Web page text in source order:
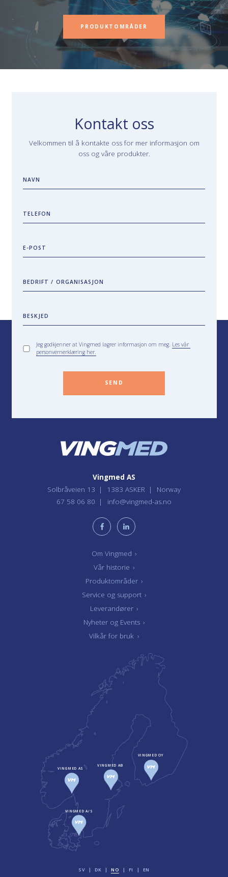
PRODUKTOMRÅDER
Kontakt oss
Velkommen til å kontakte oss for mer informasjon om
oss og våre produkter.
NAVN
TELEFON
E-POST
BEDRIFT / ORGANISASJON
BESKJED
Jeg godkjenner at Vingmed lagrer informasjon om meg. Les vår
personvernerklæring her.
SEND
Om Vingmed ›
Vår historie ›
Produktområder ›
Service og support ›
Leverandører ›
Nyheter og Events ›
Vilkår for bruk ›
Vingmed AS
Solbråveien 13
1383 ASKER
Norway
67 58 06 80
info@vingmed-as.no
VINGMED A/S
VINGMED AS
VINGMED AB
VINGMED OY
SV DK NO FI EN